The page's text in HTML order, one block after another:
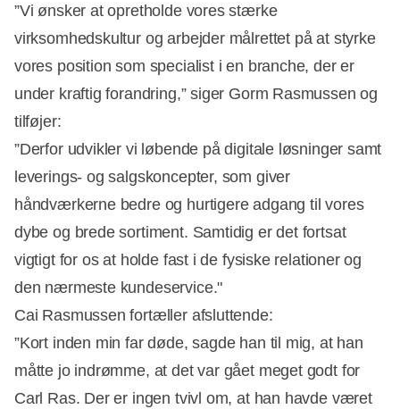
”Vi ønsker at opretholde vores stærke
virksomhedskultur og arbejder målrettet på at styrke
vores position som specialist i en branche, der er
under kraftig forandring,” siger Gorm Rasmussen og
tilføjer:
”Derfor udvikler vi løbende på digitale løsninger samt
leverings- og salgskoncepter, som giver
håndværkerne bedre og hurtigere adgang til vores
dybe og brede sortiment. Samtidig er det fortsat
vigtigt for os at holde fast i de fysiske relationer og
den nærmeste kundeservice."
Cai Rasmussen fortæller afsluttende:
”Kort inden min far døde, sagde han til mig, at han
måtte jo indrømme, at det var gået meget godt for
Carl Ras. Der er ingen tvivl om, at han havde været